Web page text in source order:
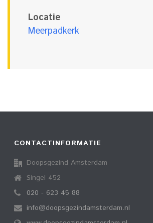
Locatie
Meerpadkerk
CONTACTINFORMATIE
Doopsgezind Amsterdam
Singel 452
020 - 623 45 88
info@doopsgezindamsterdam.nl